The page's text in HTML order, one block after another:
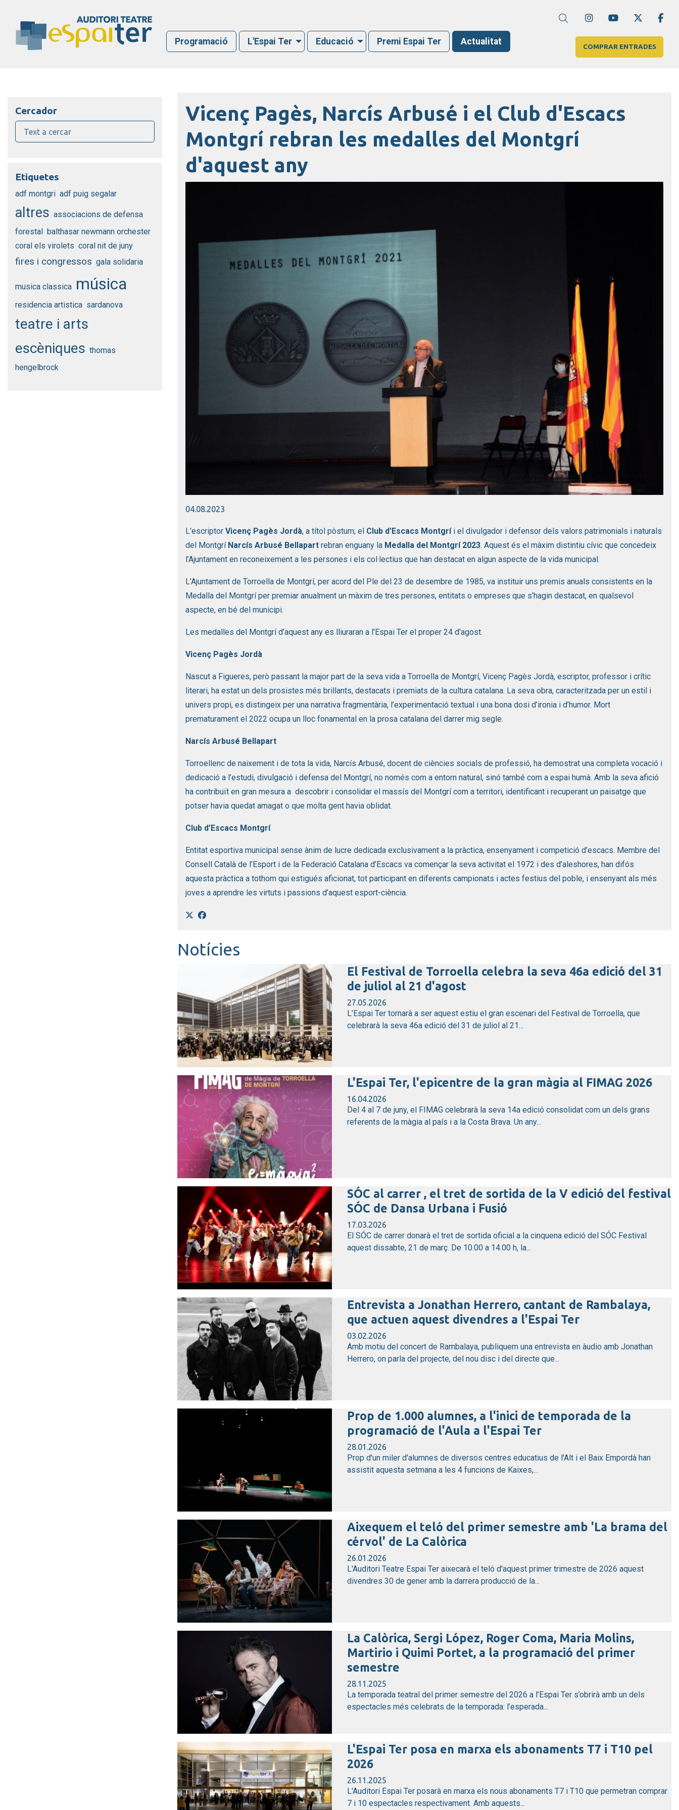
Link a instagram
Link a youtube
Link a
Cerca
COMPRAR ENTRADES
Programació L'Espai Ter Educació Premi Espai Ter Actualitat
Vicenç Pagès, Narcís Arbusé i el Club d'Escacs
Montgrí rebran les medalles del Montgrí
d'aquest any
04.08.2023
L'escriptor Vicenç Pagès Jordà, a títol pòstum; el Club d'Escacs Montgríi el divulgador i defensor dels valors patrimonials i naturals
del Montgrí Narcís Arbusé Bellapart rebran enguany la Medalla del Montgrí 2023. Aquest és el màxim distintiu cívic que concedeix
l’Ajuntament en reconeixement a les persones i els col·lectius que han destacat en algun aspecte de la vida municipal.
L’Ajuntament de Torroella de Montgrí, per acord del Ple del 23 de desembre de 1985, va instituir uns premis anuals consistents en la
Medalla del Montgrí per premiar anualment un màxim de tres persones, entitats o empreses que s’hagin destacat, en qualsevol
aspecte, en bé del municipi.
Les medalles del Montgrí d'aquest any es lliuraran a l'Espai Ter el proper 24 d'agost.
Vicenç Pagès Jordà
Nascut a Figueres, però passant la major part de la seva vida a Torroella de Montgrí, Vicenç Pagès Jordà, escriptor, professor i crític
literari, ha estat un dels prosistes més brillants, destacats i premiats de la cultura catalana. La seva obra, caracteritzada per un estil i
univers propi, es distingeix per una narrativa fragmentària, l’experimentació textual i una bona dosi d’ironia i d’humor. Mort
prematurament el 2022 ocupa un lloc fonamental en la prosa catalana del darrer mig segle.
Narcís Arbusé Bellapart
Torroellenc de naixement i de tota la vida, Narcís Arbusé, docent de ciències socials de professió, ha demostrat una completa vocació i
dedicació a l’estudi, divulgació i defensa del Montgrí, no només com a entorn natural, sinó també com a espai humà. Amb la seva afició
ha contribuït en gran mesura a descobrir i consolidar el massís del Montgrí com a territori, identificant i recuperant un paisatge que
potser havia quedat amagat o que molta gent havia oblidat.
Club d’Escacs Montgrí
Entitat esportiva municipal sense ànim de lucre dedicada exclusivament a la pràctica, ensenyament i competició d’escacs. Membre del
Consell Català de l’Esport i de la Federació Catalana d’Escacs va començar la seva activitat el 1972 i des d’aleshores, han difós
aquesta pràctica a tothom qui estigués aficionat, tot participant en diferents campionats i actes festius del poble, i ensenyant als més
joves a aprendre les virtuts i passions d’aquest esport-ciència.
Notícies
El Festival de Torroella celebra la seva 46a edició del 31
de juliol al 21 d'agost
27.05.2026
L’Espai Ter tornarà a ser aquest estiu el gran escenari del Festival de Torroella, que
celebrarà la seva 46a edició del 31 de juliol al 21...
L'Espai Ter, l'epicentre de la gran màgia al FIMAG 2026
16.04.2026
Del 4 al 7 de juny, el FIMAG celebrarà la seva 14a edició consolidat com un dels grans
referents de la màgia al país i a la Costa Brava. Un any...
SÓC al carrer , el tret de sortida de la V edició del festival
SÓC de Dansa Urbana i Fusió
17.03.2026
El SÓC de carrer donarà el tret de sortida oficial a la cinquena edició del SÓC Festival
aquest dissabte, 21 de març. De 10.00 a 14.00 h, la...
Entrevista a Jonathan Herrero, cantant de Rambalaya,
que actuen aquest divendres a l'Espai Ter
03.02.2026
Amb motiu del concert de Rambalaya, publiquem una entrevista en àudio amb Jonathan
Herrero, on parla del projecte, del nou disc i del directe que...
Prop de 1.000 alumnes, a l'inici de temporada de la
programació de l'Aula a l'Espai Ter
28.01.2026
Prop d'un miler d'alumnes de diversos centres educatius de l'Alt i el Baix Empordà han
assistit aquesta setmana a les 4 funcions de Kaixes,...
Aixequem el teló del primer semestre amb 'La brama del
cérvol' de La Calòrica
26.01.2026
L'Auditori Teatre Espai Ter aixecarà el teló d'aquest primer trimestre de 2026 aquest
divendres 30 de gener amb la darrera producció de la...
La Calòrica, Sergi López, Roger Coma, Maria Molins,
Martirio i Quimi Portet, a la programació del primer
semestre
28.11.2025
La temporada teatral del primer semestre del 2026 a l’Espai Ter s’obrirà amb un dels
espectacles més celebrats de la temporada: l’esperada...
L'Espai Ter posa en marxa els abonaments T7 i T10 pel
2026
26.11.2025
L'Auditori Espai Ter posarà en marxa els nous abonaments T7 i T10 que permetran comprar
7 i 10 espectacles respectivament. Amb aquests...
Cercador
Etiquetes
adf montgri adf puig segalar
altres associacions de defensa
forestal balthasar newmann orchester
coral els virolets coral nit de juny
fires i congressos gala solidaria
musica classica música
residencia artistica sardanova
teatre i arts
escèniques thomas
hengelbrock